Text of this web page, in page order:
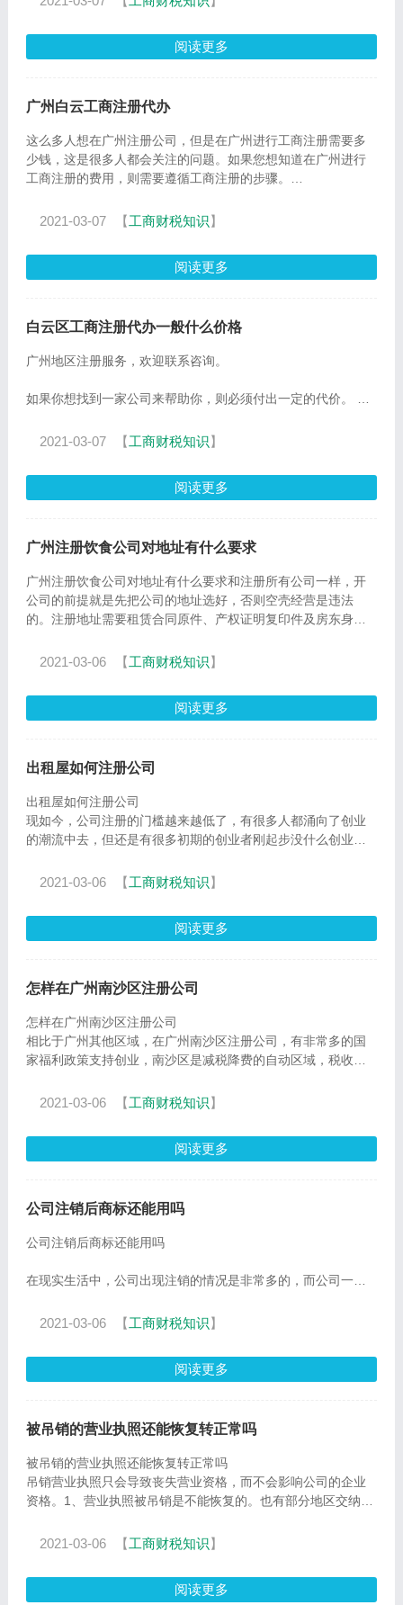
阅读更多
广州白云工商注册代办
这么多人想在广州注册公司，但是在广州进行工商注册需要多
少钱，这是很多人都会关注的问题。如果您想知道在广州进行
工商注册的费用，则需要遵循工商注册的步骤。
2021-03-07 【工商财税知识】
阅读更多
白云区工商注册代办一般什么价格
广州地区注册服务，欢迎联系咨询。
如果你想找到一家公司来帮助你，则必须付出一定的代价。 但
以更低一些，他们可以利用
2021-03-07 【工商财税知识】
阅读更多
广州注册饮食公司对地址有什么要求
广州注册饮食公司对地址有什么要求和注册所有公司一样，开
公司的前提就是先把公司的地址选好，否则空壳经营是违法
的。注册地址需要租赁合同原件、产权证明复印件及房东身份
2021-03-06 【工商财税知识】
阅读更多
出租屋如何注册公司
出租屋如何注册公司
现如今，公司注册的门槛越来越低了，有很多人都涌向了创业
的潮流中去，但还是有很多初期的创业者刚起步没什么创业资
2021-03-06 【工商财税知识】
阅读更多
怎样在广州南沙区注册公司
怎样在广州南沙区注册公司
相比于广州其他区域，在广州南沙区注册公司，有非常多的国
家福利政策支持创业，南沙区是减税降费的自动区域，税收也
2021-03-06 【工商财税知识】
阅读更多
公司注销后商标还能用吗
公司注销后商标还能用吗
在现实生活中，公司出现注销的情况是非常多的，而公司一般
算的相关问题，还有商标的处理的问题，那
2021-03-06 【工商财税知识】
阅读更多
被吊销的营业执照还能恢复转正常吗
被吊销的营业执照还能恢复转正常吗
吊销营业执照只会导致丧失营业资格，而不会影响公司的企业
资格。1、营业执照被吊销是不能恢复的。也有部分地区交纳了
2021-03-06 【工商财税知识】
阅读更多